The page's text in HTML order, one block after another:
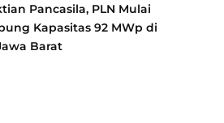
Pancasila, PLN Mulai
Kapasitas 92 MWp di
Barat